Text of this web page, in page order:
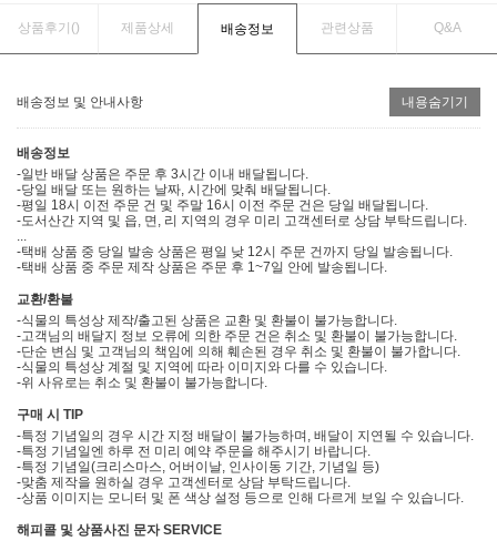
상품후기() 제품상세 배송정보 관련상품 Q&A
배송정보 및 안내사항 내용숨기기
배송정보
-일반 배달 상품은 주문 후 3시간 이내 배달됩니다.
-당일 배달 또는 원하는 날짜, 시간에 맞춰 배달됩니다.
-평일 18시 이전 주문 건 및 주말 16시 이전 주문 건은 당일 배달됩니다.
-도서산간 지역 및 읍, 면, 리 지역의 경우 미리 고객센터로 상담 부탁드립니다.
...
-택배 상품 중 당일 발송 상품은 평일 낮 12시 주문 건까지 당일 발송됩니다.
-택배 상품 중 주문 제작 상품은 주문 후 1~7일 안에 발송됩니다.
교환/환불
-식물의 특성상 제작/출고된 상품은 교환 및 환불이 불가능합니다.
-고객님의 배달지 정보 오류에 의한 주문 건은 취소 및 환불이 불가능합니다.
-단순 변심 및 고객님의 책임에 의해 훼손된 경우 취소 및 환불이 불가합니다.
-식물의 특성상 계절 및 지역에 따라 이미지와 다를 수 있습니다.
-위 사유로는 취소 및 환불이 불가능합니다.
구매 시 TIP
-특정 기념일의 경우 시간 지정 배달이 불가능하며, 배달이 지연될 수 있습니다.
-특정 기념일엔 하루 전 미리 예약 주문을 해주시기 바랍니다.
-특정 기념일(크리스마스, 어버이날, 인사이동 기간, 기념일 등)
-맞춤 제작을 원하실 경우 고객센터로 상담 부탁드립니다.
-상품 이미지는 모니터 및 폰 색상 설정 등으로 인해 다르게 보일 수 있습니다.
해피콜 및 상품사진 문자 SERVICE